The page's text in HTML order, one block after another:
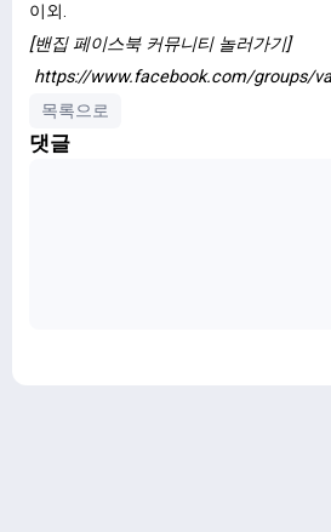
이외.
[밴집 페이스북 커뮤니티 놀러가기]
https://www.facebook.com/groups/
목록으로
댓글